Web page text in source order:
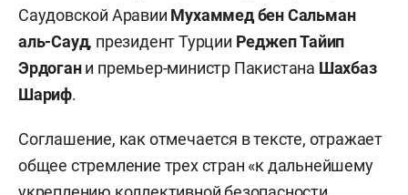
Саудовской Аравии Мухаммед бен Сальман
аль-Сауд, президент Турции РеджепТайип
Эрдогани премьер-министр Пакистана Шахбаз
Шариф.
Соглашение, как отмечается в тексте, отражает
общее стремление трех стран «к дальнейшему